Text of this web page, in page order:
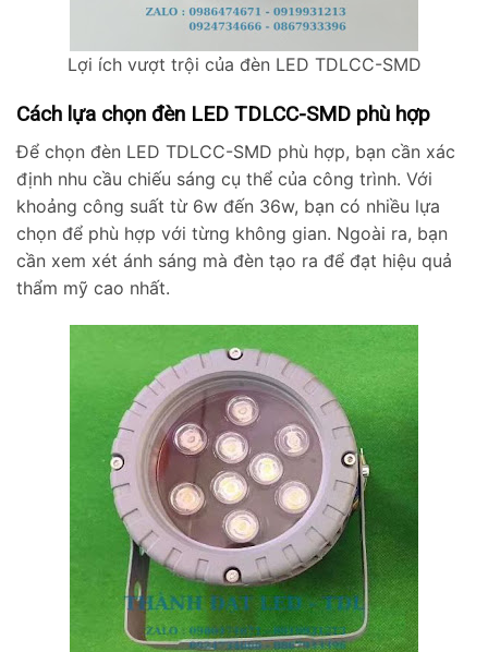
Lợi ích vượt trội của đèn LED TDLCC-SMD
Cách lựa chọn đèn LED TDLCC-SMD phù hợp
Để chọn đèn LED TDLCC-SMD phù hợp, bạn cần xác
định nhu cầu chiếu sáng cụ thể của công trình. Với
khoảng công suất từ 6w đến 36w, bạn có nhiều lựa
chọn để phù hợp với từng không gian. Ngoài ra, bạn
cần xem xét ánh sáng mà đèn tạo ra để đạt hiệu quả
thẩm mỹ cao nhất.